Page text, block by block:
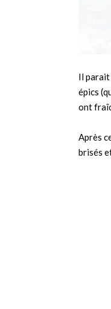
Il parait
épics
ont
Après
brisés